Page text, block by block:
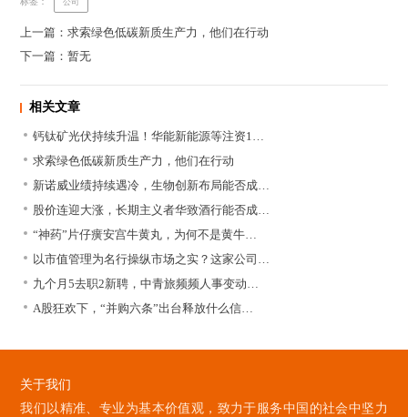
公司
上一篇：求索绿色低碳新质生产力，他们在行动
下一篇：暂无
相关文章
钙钛矿光伏持续升温！华能新能源等注资1…
求索绿色低碳新质生产力，他们在行动
新诺威业绩持续遇冷，生物创新布局能否成…
股价连迎大涨，长期主义者华致酒行能否成…
“神药”片仔癀安宫牛黄丸，为何不是黄牛…
以市值管理为名行操纵市场之实？这家公司…
九个月5去职2新聘，中青旅频频人事变动…
A股狂欢下，“并购六条”出台释放什么信…
关于我们
我们以精准、专业为基本价值观，致力于服务中国的社会中坚力